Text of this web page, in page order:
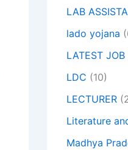
LAB
lado yojana
LATEST JOB
LDC (10)
LECTURER
Literature
Madhya